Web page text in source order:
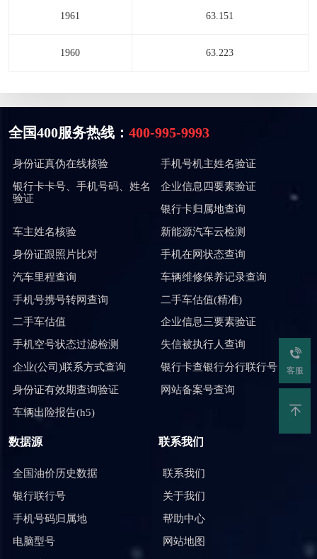
1961 63.151
1960 63.223
全国400服务热线： 400-995-9993
身份证真伪在线核验
手机号机主姓名验证
银行卡卡号、手机号码、姓名
验证
企业信息四要素验证
银行卡归属地查询
车主姓名核验
新能源汽车云检测
身份证跟照片比对
手机在网状态查询
汽车里程查询
车辆维修保养记录查询
手机号携号转网查询
二手车估值(精准)
二手车估值
企业信息三要素验证
手机空号状态过滤检测
失信被执行人查询
企业(公司)联系方式查询
银行卡查银行分行联行号
身份证有效期查询验证
网站备案号查询
车辆出险报告(h5)
数据源
全国油价历史数据
银行联行号
手机号码归属地
电脑型号
联系我们
联系我们
关于我们
帮助中心
网站地图
客服